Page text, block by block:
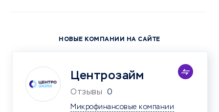
НОВЫЕ КОМПАНИИ НА САЙТЕ
Центрозайм
Отзывы 0
Микрофинансовые компании